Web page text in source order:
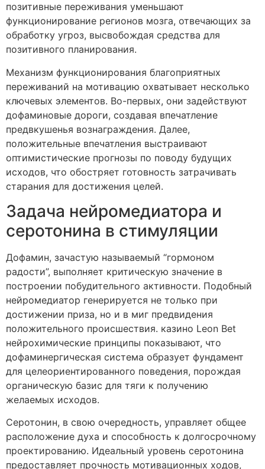
позитивные переживания уменьшают
функционирование регионов мозга, отвечающих за
обработку угроз, высвобождая средства для
позитивного планирования.
Механизм функционирования благоприятных
переживаний на мотивацию охватывает несколько
ключевых элементов. Во-первых, они задействуют
дофаминовые дороги, создавая впечатление
предвкушенья вознаграждения. Далее,
положительные впечатления выстраивают
оптимистические прогнозы по поводу будущих
исходов, что обостряет готовность затрачивать
старания для достижения целей.
Задача нейромедиатора и
серотонина в стимуляции
Дофамин, зачастую называемый “гормоном
радости”, выполняет критическую значение в
построении побудительного активности. Подобный
нейромедиатор генерируется не только при
достижении приза, но и в миг предвидения
положительного происшествия. казино Leon Bet
нейрохимические принципы показывают, что
дофаминергическая система образует фундамент
для целеориентированного поведения, порождая
органическую базис для тяги к получению
желаемых исходов.
Серотонин, в свою очередность, управляет общее
расположение духа и способность к долгосрочному
проектированию. Идеальный уровень серотонина
предоставляет прочность мотивационных ходов,